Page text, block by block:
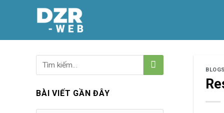
BÀI VIẾT GẦN ĐÂY
BLOGS